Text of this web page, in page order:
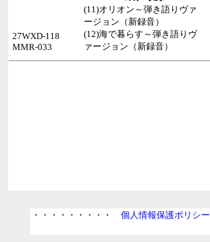
(11)オリオン～弾き語りヴァ
ージョン（新録音）
(12)海で暮らす～弾き語りヴ
ァージョン（新録音）
27WXD-118
MMR-033
・・・・・・・・・個人情報保護ポリシー